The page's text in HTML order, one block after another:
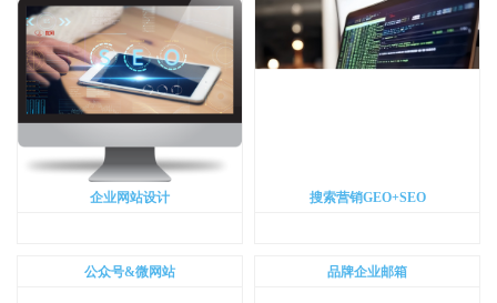
企业网站设计 搜索营销GEO+SEO
公众号&微网站 品牌企业邮箱